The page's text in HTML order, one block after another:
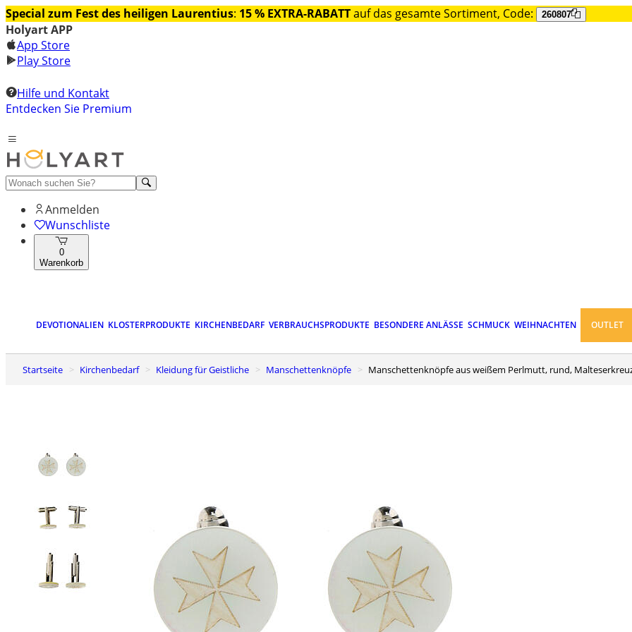
Special zum Fest des heiligen Laurentius: 15 % EXTRA-RABATTauf das gesamte Sortiment, Code: 260807
Holyart APP
App Store
Play Store
Hilfe und Kontakt
Entdecken Sie Premium
Anmelden
Wunschliste
0
Warenkorb
DEVOTIONALIEN KLOSTERPRODUKTE KIRCHENBEDARF VERBRAUCHSPRODUKTE BESONDERE ANLÄSSE SCHMUCK WEIHNACHTEN OUTLET
Startseite Kirchenbedarf Kleidung für Geistliche Manschettenknöpfe Manschettenknöpfe aus weißem Perlmutt, rund,